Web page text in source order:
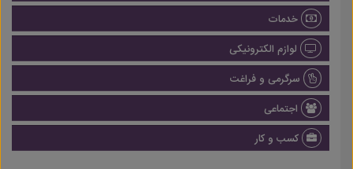
خدمات
لوازم الکترونیکی
سرگرمی و فراغت
اجتماعی
کسب و کار